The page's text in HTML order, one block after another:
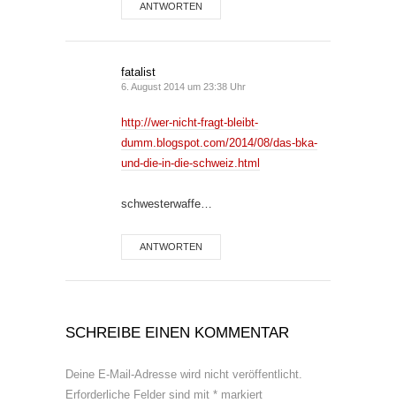
ANTWORTEN
fatalist
6. August 2014 um 23:38 Uhr
http://wer-nicht-fragt-bleibt-
dumm.blogspot.com/2014/08/das-bka-
und-die-in-die-schweiz.html
schwesterwaffe…
ANTWORTEN
SCHREIBE EINEN KOMMENTAR
Deine E-Mail-Adresse wird nicht veröffentlicht.
Erforderliche Felder sind mit * markiert